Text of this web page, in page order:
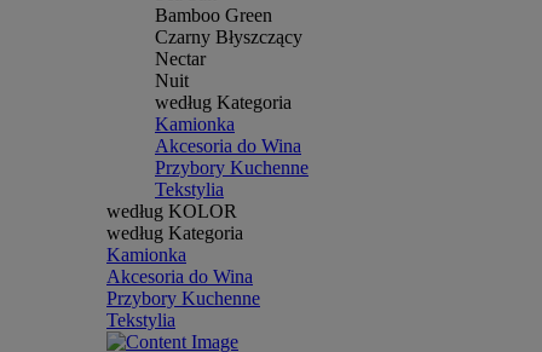
Bamboo Green
Czarny Błyszczący
Nectar
Nuit
według Kategoria
Kamionka
Akcesoria do Wina
Przybory Kuchenne
Tekstylia
według KOLOR
według Kategoria
Kamionka
Akcesoria do Wina
Przybory Kuchenne
Tekstylia